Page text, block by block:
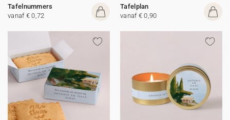
Tafelnummers
vanaf € 0,72
Tafelplan
vanaf € 0,90